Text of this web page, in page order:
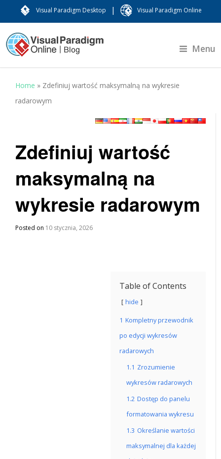
Visual Paradigm Desktop | Visual Paradigm Online
Menu
Home » Zdefiniuj wartość maksymalną na wykresie
radarowym
Zdefiniuj wartość
maksymalną na
wykresie radarowym
Posted on 10 stycznia, 2026
Table of Contents
hide
1 Kompletny przewodnik
po edycji wykresów
radarowych
1.1 Zrozumienie
wykresów radarowych
1.2 Dostęp do panelu
formatowania wykresu
1.3 Określanie wartości
maksymalnej dla każdej